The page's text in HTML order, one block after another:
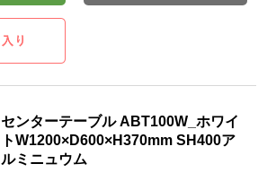
センターテーブル ABT100W_ホワイ
トW1200×D600×H370mm SH400ア
ルミニュウム